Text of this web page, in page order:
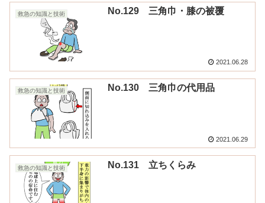
救急の知識と技術 No.129 三角巾・膝の被覆
2021.06.28
救急の知識と技術 No.130 三角巾の代用品
2021.06.29
救急の知識と技術 No.131 立ちくらみ